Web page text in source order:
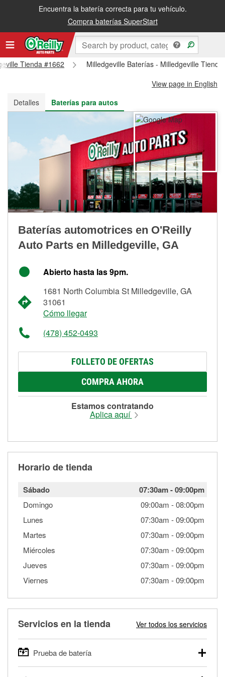
Encuentra la batería correcta para tu vehículo.
Compra baterías SuperStart
Recibe tu orden gratis al día siguiente o recógela en la tienda
Tienda #1662
Milledgeville Baterías - Milledgeville
View page in English
Detalles
Baterías para autos
Baterías automotrices en O'Reilly
Auto Parts en Milledgeville, GA
Abierto hasta las 9pm.
1681 North Columbia St Milledgeville, GA
31061
Cómo llegar
(478) 452-0493
FOLLETO DE OFERTAS
COMPRA AHORA
Estamos contratando
Aplica aquí
Horario de tienda
Sábado 07:30am-09:00pm
Domingo 09:00am -08:00pm
Lunes
07:30am -09:00pm
Martes
07:30am -09:00pm
Miércoles
07:30am -09:00pm
Jueves
07:30am -09:00pm
Viernes
07:30am -09:00pm
Servicios en la tienda Ver todos los servicios
Prueba de batería